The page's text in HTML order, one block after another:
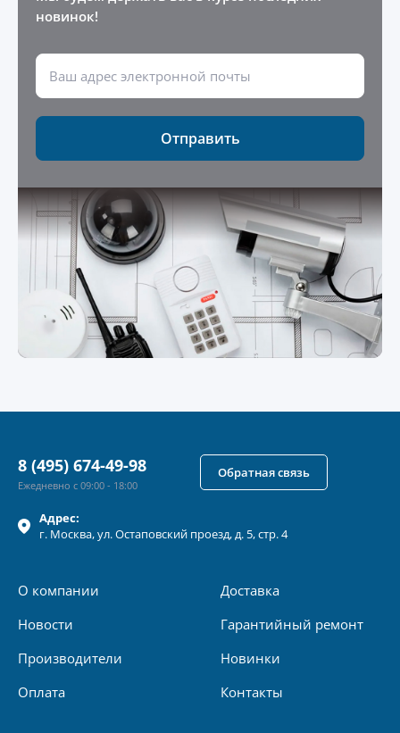
новинок!
Отправить
Адрес:
г. Москва, ул.Остаповский проезд, д. 5, стр. 4
О компании
Новости
Производители
Оплата
Доставка
Гарантийный ремонт
Новинки
Контакты
8 (495) 674-49-98
Ежедневно с 09:00 - 18:00
Обратная связь